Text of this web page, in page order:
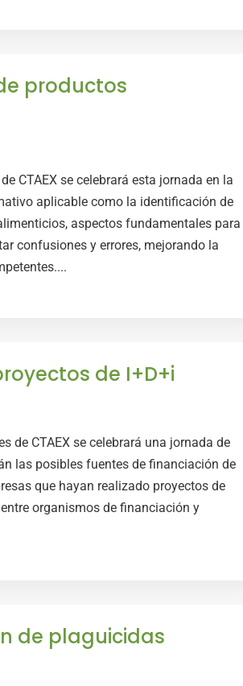
productos
CTAEX se celebrará esta jornada en la
aplicable como la identificación de
aspectos fundamentales para
confusiones y errores, mejorando la
de I+D+i
de CTAEX se celebrará una jornada de
las posibles fuentes de financiación de
que hayan realizado proyectos de
organismos de financiación y
de plaguicidas